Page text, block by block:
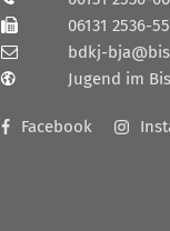
06131 2536-55
bdkj-
Jugend im
Facebook